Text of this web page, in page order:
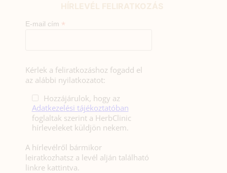
E-mail cím *
Kérlek a feliratkozáshoz fogadd el
az alábbi nyilatkozatot:
Hozzájárulok, hogy az
Adatkezelési tájékoztatóban
foglaltak szerint a HerbClinic
hírleveleket küldjön nekem.
A hírlevélről bármikor
leiratkozhatsz a levél alján található
linkre kattintva.